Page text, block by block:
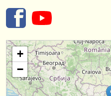
instruments à vendre
annuaires:
orchestres et l'opéra
conservatoires
+
−